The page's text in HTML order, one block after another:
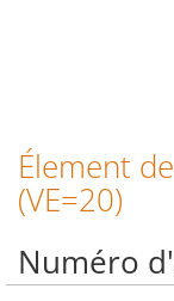
Skip
to
the
of
the
Élement
(VE=20)
Numéro